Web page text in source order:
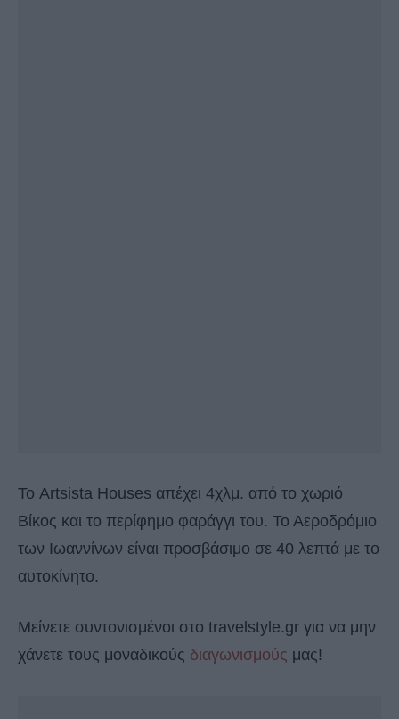
Το Artsista Houses απέχει 4χλμ. από το χωριό
Βίκος και το περίφημο φαράγγι του. Το Αεροδρόμιο
των Ιωαννίνων είναι προσβάσιμο σε 40 λεπτά με το
αυτοκίνητο.
Μείνετε συντονισμένοι στο travelstyle.gr για να μην
χάνετε τους μοναδικούς διαγωνισμούς μας!